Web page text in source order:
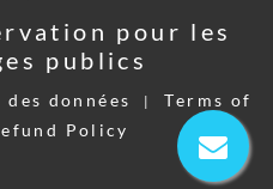
pour les
publics
données |
Terms of
Policy